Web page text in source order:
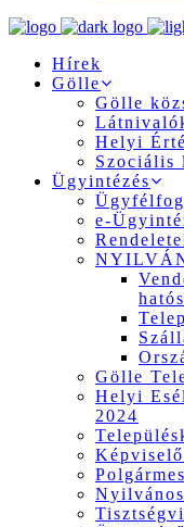
Hírek
Gölle
Gölle
Helyi
Szociális
Ügyintézés
e-
Gölle
Helyi
2024